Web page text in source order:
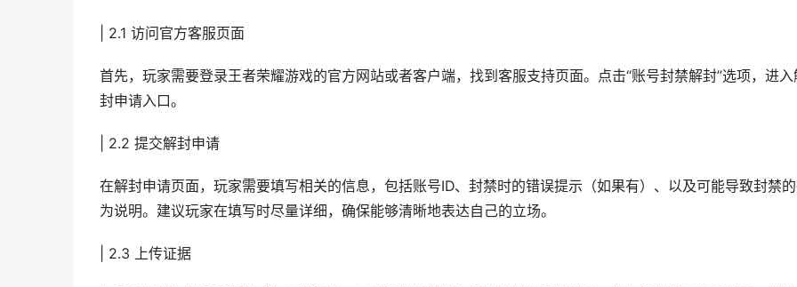
| 2.1 访问官方客服页面
首先，玩家需要登录王者荣耀游戏的官方网站或者客户端，找到客服支持页面。点击“账号封禁解封”选项，进入
封申请入口。
| 2.2 提交解封申请
在解封申请页面，玩家需要填写相关的信息，包括账号ID、封禁时的错误提示（如果有）、以及可能导致封禁
为说明。建议玩家在填写时尽量详细，确保能够清晰地表达自己的立场。
| 2.3 上传证据